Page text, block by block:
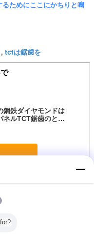
ためにここにかちりと鳴
, tctは鋸歯を
鋼鉄ダイヤモンドは
ネルTCT鋸歯のとぎ